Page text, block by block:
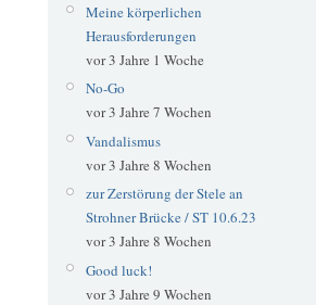
Meine körperlichen
Herausforderungen
vor 3 Jahre 1 Woche
No-Go
vor 3 Jahre 7 Wochen
Vandalismus
vor 3 Jahre 8 Wochen
zur Zerstörung der Stele an
Strohner Brücke / ST 10.6.23
vor 3 Jahre 8 Wochen
Good luck!
vor 3 Jahre 9 Wochen